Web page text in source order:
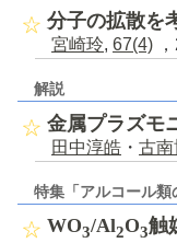
分子の拡散を
宮崎玲, 67(4)
解説
金属プラズモ
田中淳皓 ・ 古南
特集「アルコール
WO3/Al2O3触